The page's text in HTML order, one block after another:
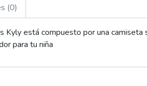
(0)
Kyly está compuesto por una
para tu niña